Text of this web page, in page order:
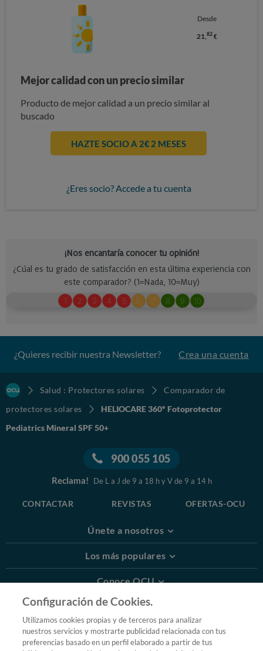
Desde
21, 82€
Mejor calidad con un precio similar
Producto de mejor calidad a un precio similar al
buscado
HAZTE SOCIO A 2€ 2 MESES
¿Eres socio? Accede a tu cuenta
¿Quieres recibir nuestra Newsletter? Crea una cuenta
Salud : Protectores solares
Comparador de
protectores solares
HELIOCARE 360º Fotoprotector
Pediatrics Mineral SPF 50+
900 055 105
Reclama! De L a J de 9 a 18 h y V de 9 a 14 h
CONTACTAR REVISTAS OFERTAS-OCU
Únete a nosotros
Los más populares
Conoce OCU
Más Información
© 2026 OCU
Condiciones generales de contratación de OCU
Configuración de Cookies.
Utilizamos cookies propias y de terceros para analizar
nuestros servicios y mostrarte publicidad relacionada con tus
preferencias basado en un perfil elaborado a partir de tus